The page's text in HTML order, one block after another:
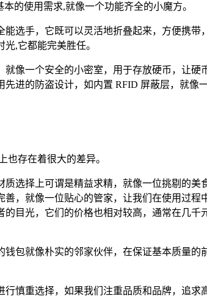
的使用需求,就像一个功能齐全的小魔方。
选手，它既可以灵活地折叠起来，方便携带
,它都能完美胜任。
像一个安全的小密室，用于存放硬币，让
进的防盗设计，如内置 RFID 屏蔽层，就像
也存在着很大的差异。
选择上可谓是精益求精，就像一位挑剔的
，就像一位贴心的管家，让我们在使用过程
目光，它们的价格也相对较高，通常在几
包就像朴实的邻家伙伴，在保证基本质量的
慎重选择，如果我们注重品质和品牌，追